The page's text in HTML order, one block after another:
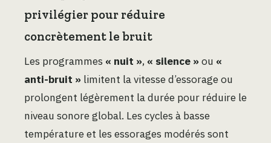
privilégier pour réduire
concrètement le bruit
Les programmes « nuit », « silence » ou «
anti-bruit » limitent la vitesse d’essorage ou
prolongent légèrement la durée pour réduire le
niveau sonore global. Les cycles à basse
température et les essorages modérés sont